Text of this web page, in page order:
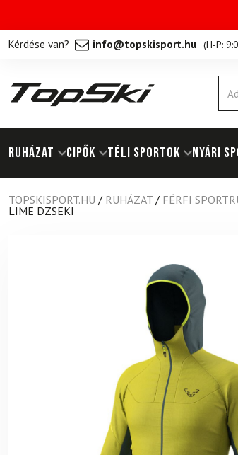
Kérdése van? info@topskisport.hu (H-P:
RUHÁZAT Cipők TÉLI SPORTOK NYÁRI
TOPSKISPORT.HU / RUHÁZAT / FÉRFI
LIME DZSEKI